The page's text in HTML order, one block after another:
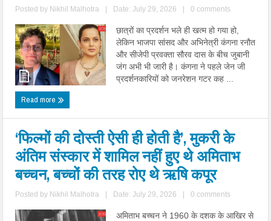
Posted by Nikhil Malhotra Date: July 29, 2026 0 comments
छात्रों का प्रदर्शन भले ही खत्म हो गया हो,
लेकिन भाजपा सांसद और अभिनेत्री कंगना रनौत
और सीजेपी प्रवक्ता सौरव दास के बीच जुबानी
जंग अभी भी जारी है। कंगना ने पहले जेन जी
प्रदर्शनकारियों को जनरेशन गटर कह ...
Read more
‘फिल्मों की दोस्ती ऐसी ही होती है’, मुकरी के
अंतिम संस्कार में शामिल नहीं हुए थे अमिताभ
बच्चन, बच्चों की तरह रोए थे ऋषि कपूर
Posted by Nikhil Malhotra Date: July 29, 2026 0 comments
अमिताभ बच्चन ने 1960 के दशक के आखिर से